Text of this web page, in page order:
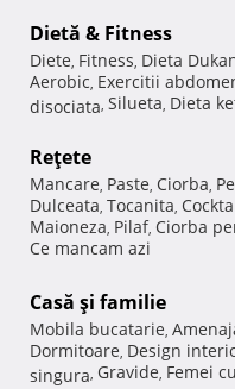
Dietă & Fitness
Diete, Fitness, Dieta
Aerobic, Exercitii
disociata, Silueta, Dieta
Reţete
Mancare, Paste, Ciorba,
Dulceata, Tocanita,
Maioneza, Pilaf, Ciorba
Ce mancam azi
Casă şi familie
Mobila bucatarie,
Dormitoare, Design
singura, Gravide, Femei